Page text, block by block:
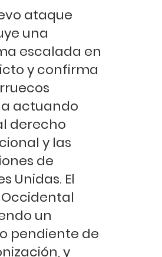
ataque
una
escalada en
y confirma
actuando
derecho
y las
de
Unidas. El
un
pendiente de
y